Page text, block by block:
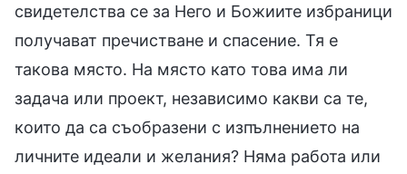
свидетелства се за Него и Божиите избраници
получават пречистване и спасение. Тя е
такова място. На място като това има ли
задача или проект, независимо какви са те,
които да са съобразени с изпълнението на
личните идеали и желания? Няма работа или